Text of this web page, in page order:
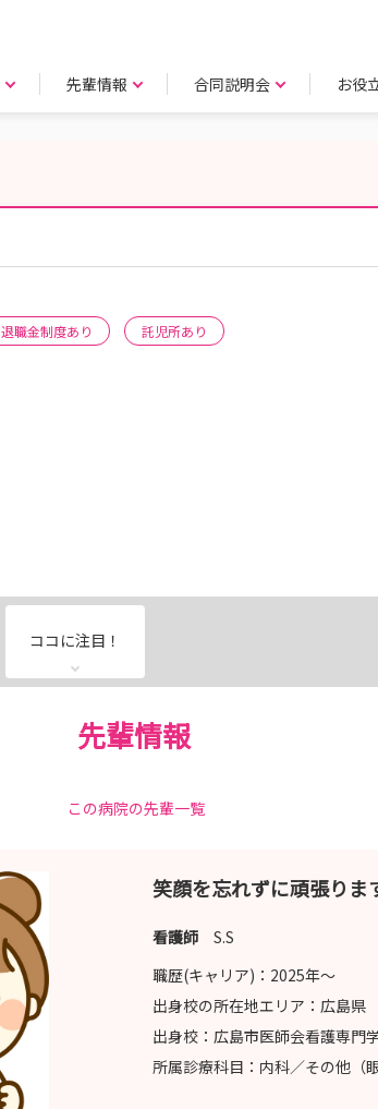
先輩情報 合同説明会 お役
退職金制度あり 託児所あり
ココに注目！
先輩情報
この病院の先輩一覧
笑顔を忘れずに頑張りま
看護師 S.S
職歴(キャリア)： 2025年〜
出身校の所在地エリア： 広島県
出身校： 広島市医師会看護専門
所属診療科目： 内科／その他（